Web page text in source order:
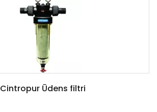
Cintropur Ūdens filtri